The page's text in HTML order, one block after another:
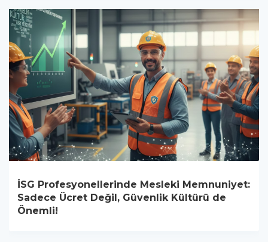
İSG Profesyonellerinde Mesleki Memnuniyet:
Sadece Ücret Değil, Güvenlik Kültürü de
Önemli!